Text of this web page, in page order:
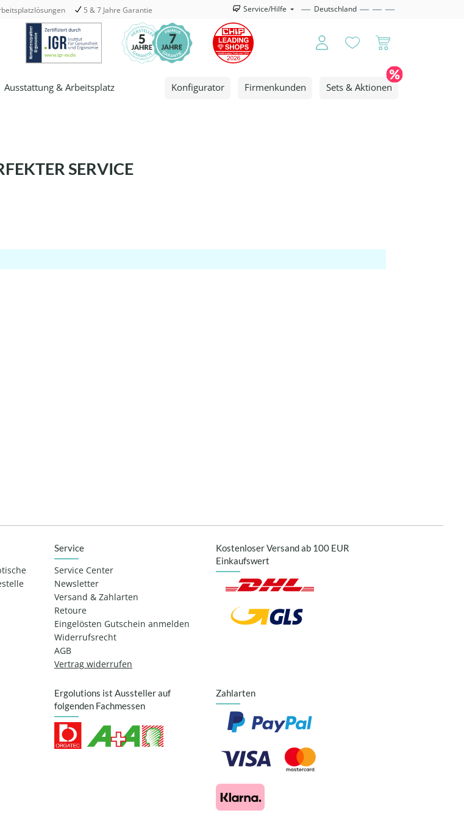
5 & 7 Jahre Garantie Service/Hilfe Deutschland
Ausstattung & Arbeitsplatz Konfigurator Firmenkunden Sets & Aktionen
SERVICE
Service
Service Center
Newsletter
Versand & Zahlarten
Retoure
Eingelösten Gutschein anmelden
Widerrufsrecht
AGB
Vertrag widerrufen
Kostenloser Versand ab 100 EUR
Einkaufswert
Ergolutions ist Aussteller auf
folgenden Fachmessen
Zahlarten